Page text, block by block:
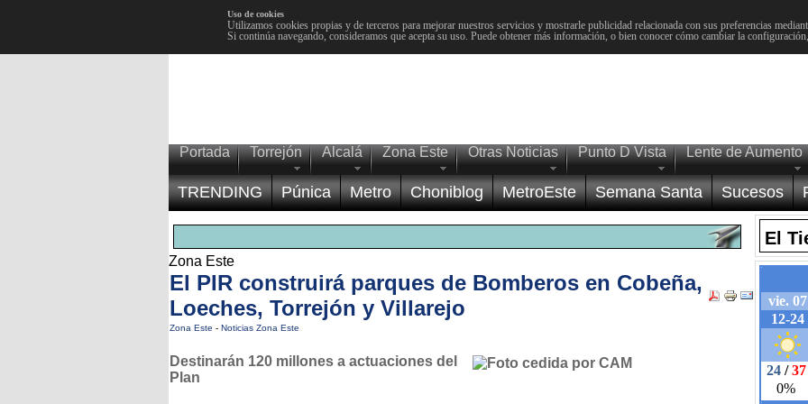
Uso de cookies
Utilizamos cookies propias y de terceros para mejorar nuestros servicios y mostrarle publicidad relacionada con sus preferencias
Si continúa navegando, consideramos que acepta su uso. Puede obtener más información, o bien conocer cómo cambiar la
Portada Torrejón Alcalá Zona Este Otras Noticias Punto D Vista Lente de Aumento
TRENDING Púnica Metro Choniblog MetroEste Semana Santa Sucesos
Zona Este
El PIR construirá parques de Bomberos en Cobeña,
Loeches, Torrejón y Villarejo
Zona Este - Noticias Zona Este
Destinarán 120 millones a actuaciones del
Plan
El